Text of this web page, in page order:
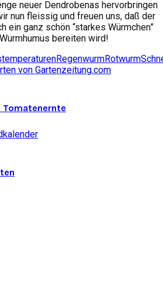
neuer Dendrobenas hervorbringen
nun fleissig und freuen uns, daß der
ein ganz schön “starkes Würmchen”
bereiten wird!
RegenwurmRotwurm
Tomatenernte